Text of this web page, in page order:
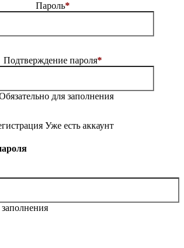
Пароль*
Подтверждение пароля*
для заполнения
Уже есть аккаунт